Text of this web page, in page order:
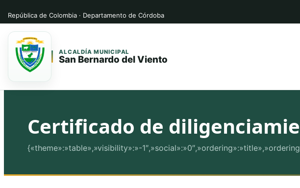
Saltar
principal
Saltar
República de Colombia · Departamento de Córdoba
ALCALDÍA MUNICIPAL
San Bernardo del Viento
Certificado de
{«theme»:»table»,»visibility»:»-